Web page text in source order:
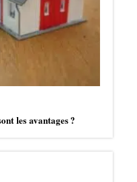
les avantages ?